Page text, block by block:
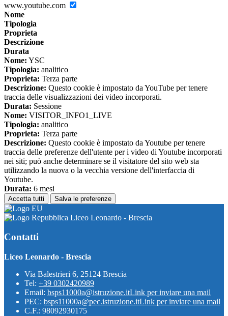
www.youtube.com
Nome
Tipologia
Proprieta
Descrizione
Durata
Nome: YSC
Tipologia: analitico
Proprieta: Terza parte
Descrizione: Questo cookie è impostato da YouTube per tenere
traccia delle visualizzazioni dei video incorporati.
Durata: Sessione
Nome: VISITOR_INFO1_LIVE
Tipologia: analitico
Proprieta: Terza parte
Descrizione: Questo cookie è impostato da Youtube per tenere
traccia delle preferenze dell'utente per i video di Youtube incorporati
nei siti; può anche determinare se il visitatore del sito web sta
utilizzando la nuova o la vecchia versione dell'interfaccia di
Youtube.
Durata: 6 mesi
Accetta tutti Salva le preferenze
Liceo Leonardo - Brescia
Contatti
Liceo Leonardo - Brescia
Via Balestrieri 6, 25124 Brescia
Tel: +39 0302420989
Email: bsps11000a@istruzione.itLink per inviare una mail
PEC: bsps11000a@pec.istruzione.itLink per inviare una mail
C.F.: 98092930175